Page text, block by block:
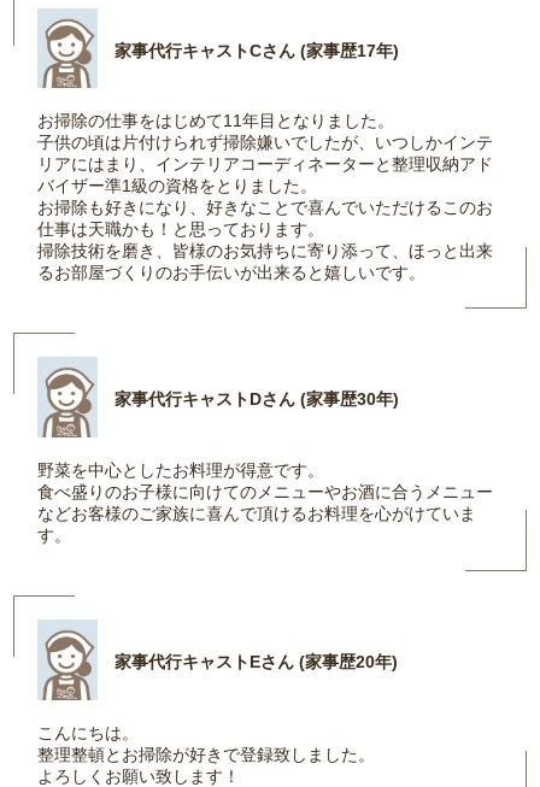
家事代行キャストCさん (家事歴17年)
お掃除の仕事をはじめて11年目となりました。
子供の頃は片付けられず掃除嫌いでしたが、いつしかインテ
リアにはまり、インテリアコーディネーターと整理収納アド
バイザー準1級の資格をとりました。
お掃除も好きになり、好きなことで喜んでいただけるこのお
仕事は天職かも！と思っております。
掃除技術を磨き、皆様のお気持ちに寄り添って、ほっと出来
るお部屋づくりのお手伝いが出来ると嬉しいです。
家事代行キャストDさん (家事歴30年)
野菜を中心としたお料理が得意です。
食べ盛りのお子様に向けてのメニューやお酒に合うメニュー
などお客様のご家族に喜んで頂けるお料理を心がけていま
す。
家事代行キャストEさん (家事歴20年)
こんにちは。
整理整頓とお掃除が好きで登録致しました。
よろしくお願い致します！